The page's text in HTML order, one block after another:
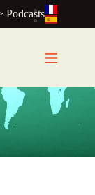
Podcasts